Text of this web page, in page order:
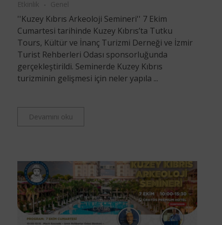
Etkinlik Genel
''Kuzey Kıbrıs Arkeoloji Semineri'' 7 Ekim
Cumartesi tarihinde Kuzey Kıbrıs’ta Tutku
Tours, Kültür ve İnanç Turizmi Derneği ve İzmir
Turist Rehberleri Odası sponsorluğunda
gerçekleştirildi. Seminerde Kuzey Kıbrıs
turizminin gelişmesi için neler yapıla ...
Devamını oku